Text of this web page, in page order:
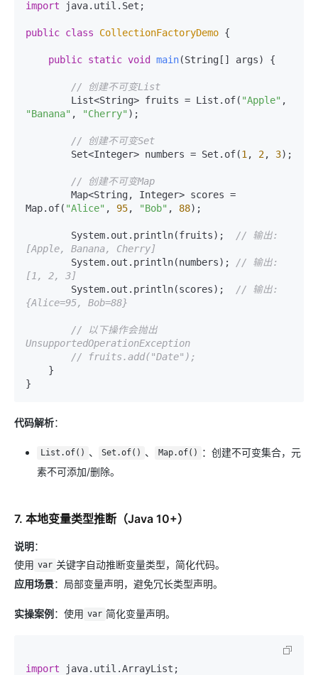
import java.util.Set;
public class CollectionFactoryDemo {
public static void main(String[] args) {
// 创建不可变List
        List<String> fruits = List.of(
"Apple"
"Banana" , "Cherry" );
// 创建不可变Set
        Set<Integer> numbers = Set.of(
1 , 2, 3);
// 创建不可变Map
Map.of( "Alice" , 95, "Bob" , 88);
        System.out.println(fruits);
// 输出:
[Apple, Banana, Cherry]
        System.out.println(numbers);
// 输出:
[1, 2, 3]
        System.out.println(scores);
// 输出:
{Alice=95, Bob=88}
// 以下操作会抛出
UnsupportedOperationException
// fruits.add("Date");
代码解析：
List.of() 、 Set.of() 、 Map.of()
：创建不可变集合，元
素不可添加/删除。
7. 本地变量类型推断（Java 10+）
说明：
使用 var 关键字自动推断变量类型，简化代码。
应用场景：局部变量声明，避免冗长类型声明。
实操案例 ：使用 var 简化变量声明。
import